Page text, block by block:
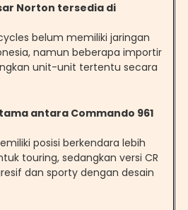
Norton tersedia di
belum memiliki jaringan
namun beberapa importir
unit-unit tertentu secara
antara Commando 961
posisi berkendara lebih
touring, sedangkan versi CR
dan sporty dengan desain